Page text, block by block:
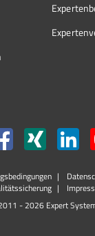
- 2026 Expert